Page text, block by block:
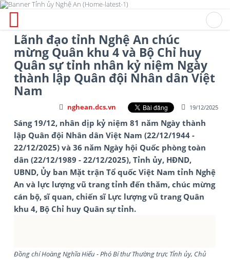
Lãnh đạo tỉnh Nghệ An chúc
mừng Quân khu 4 và Bộ Chỉ huy
Quân sự tỉnh nhân kỷ niệm Ngày
thành lập Quân đội Nhân dân Việt
Nam
19/12/2025
nghean.dcs.vn
Sáng 19/12, nhân dịp kỷ niệm 81 năm Ngày thành
lập Quân đội Nhân dân Việt Nam (22/12/1944 -
22/12/2025) và 36 năm Ngày hội Quốc phòng toàn
dân (22/12/1989 - 22/12/2025), Tỉnh ủy, HĐND,
UBND, Ủy ban Mặt trận Tổ quốc Việt Nam tỉnh Nghệ
An và lực lượng vũ trang tỉnh đến thăm, chúc mừng
cán bộ, sĩ quan, chiến sĩ Lực lượng vũ trang Quân
khu 4, Bộ Chỉ huy Quân sự tỉnh.
Đồng chí Hoàng Nghĩa Hiếu - Phó Bí thư Thường trực Tỉnh ủy, Chủ